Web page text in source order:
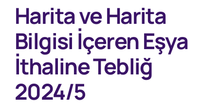
Harita ve Harita
Bilgisi İçeren Eşya
İthaline Tebliğ
2024/5